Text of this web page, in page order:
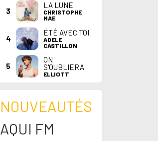
3
LA LUNE
CHRISTOPHE
MAE
4
ÉTÉ AVEC TOI
ADELE
CASTILLON
5
ON
S'OUBLIERA
ELLIOTT
NOUVEAUTÉS
AQUI FM